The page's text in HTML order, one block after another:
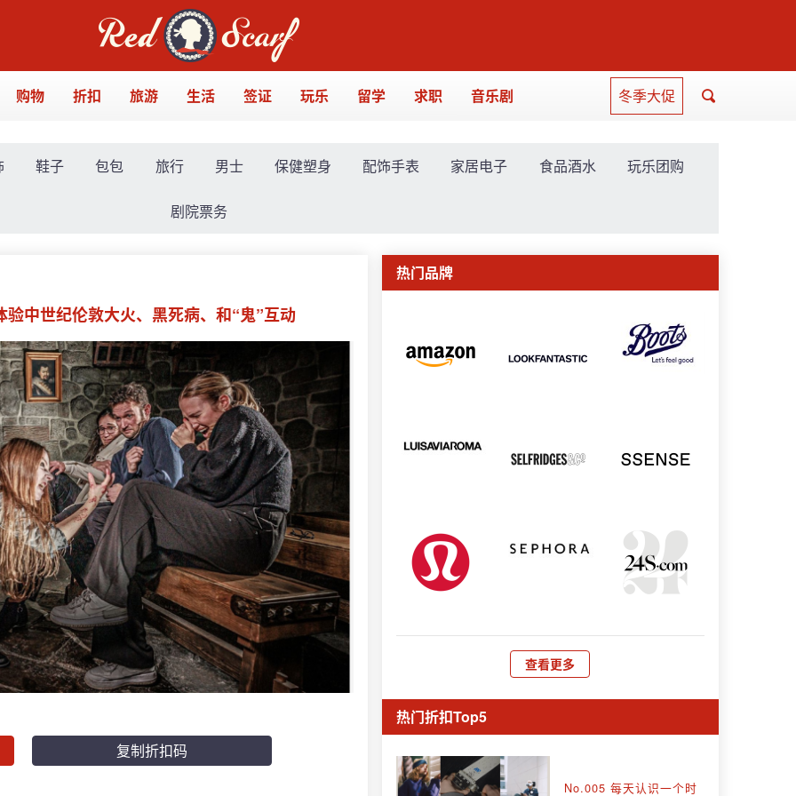
购物 折扣 旅游 生活 签证 玩乐 留学 求职 音乐剧 冬季大促
鞋子 包包 旅行 男士 保健塑身 配饰手表 家居电子 食品酒水 玩乐团购
剧院票务
中世纪伦敦大火、黑死病、和“鬼”互动
复制折扣码
热门品牌
查看更多
热门折扣Top5
No.005 每天认识一个时